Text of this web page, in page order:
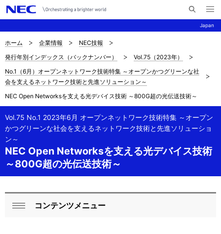
Japan
イ
メ
ニ
ュ
ナ
ビ
ゲ
ー
シ
ョ
ン
サ
イ
ト
内
の
現
在
位
置
を
ホーム 企業情報
NEC技報
発行年別インデックス（バックナンバー）
Vol.75（2023年）
No.1（6月）オープンネットワーク技術特集 ～オープンかつグリーンな社
会を支えるネットワーク技術と先進ソリューション～
NEC Open Networksを支える光デバイス技術 ～800G超の光伝送技術～
NEC Open Networksを支える光デバイス技術
～800G超の光伝送技術～
Vol.75 No.1 2023年6月 オープンネットワーク技術特集 ～オープン
かつグリーンな社会を支えるネットワーク技術と先進ソリューショ
ン～
ロ
コンテンツメニュー